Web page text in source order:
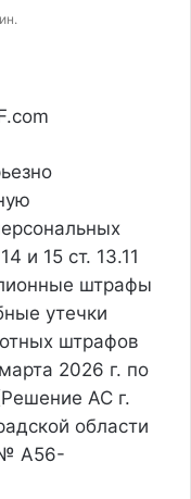
и 15 ст. 13.11
штрафы
утечки
штрафов
2026 г. по
АС г.
области
№ А56-